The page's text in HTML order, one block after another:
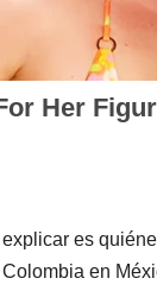
es
en